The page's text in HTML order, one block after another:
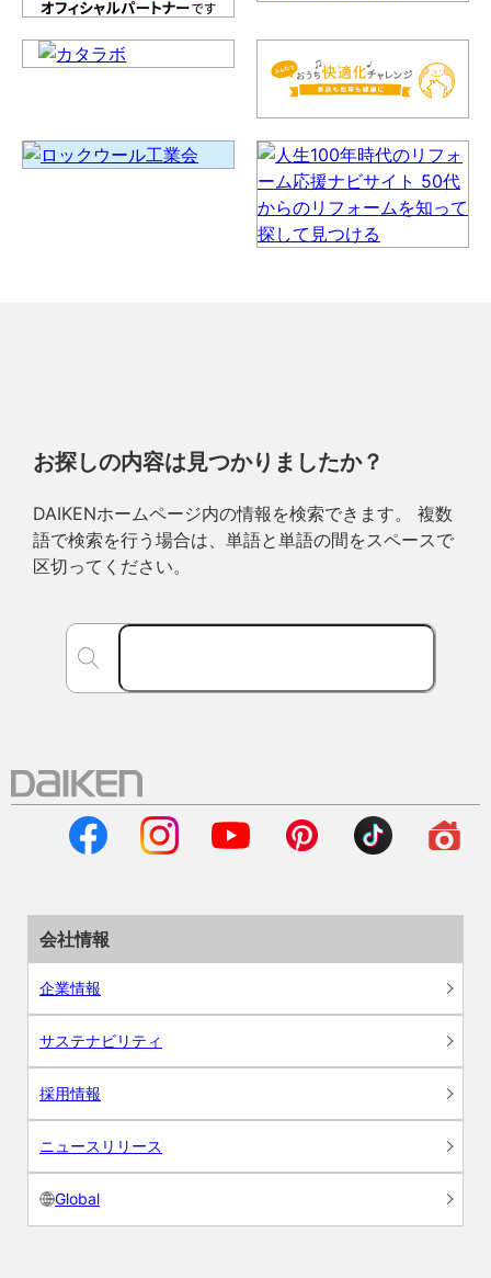
お探しの内容は見つかりましたか？
DAIKENホームページ内の情報を検索できます。 複数
語で検索を行う場合は、単語と単語の間をスペースで
区切ってください。
会社情報
企業情報
サステナビリティ
採用情報
ニュースリリース
Global